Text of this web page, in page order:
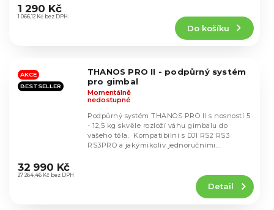
hodnocení
produktu
hvězdiček.
1 066,12 Kč bez DPH
1 290 Kč
Do košíku
AKCE
BESTSELLER
THANOS PRO II - podpůrný systém
pro gimbal
hodnocení
produktu
Momentálně
nedostupné
27 264,46 Kč bez DPH
32 990 Kč
Detail
Podpůrný systém THANOS PRO II s nosností 5
- 12,5 kg skvěle rozloží váhu gimbalu do
vašeho těla. Kompatibilní s DJI RS2 RS3
RS3PRO a jakýmikoliv jednoručními...